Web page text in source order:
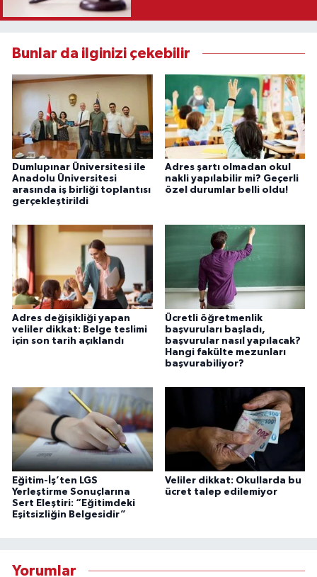
Bunlar da ilginizi çekebilir
Dumlupınar Üniversitesi ile
Anadolu Üniversitesi
arasında iş birliği toplantısı
gerçekleştirildi
Adres şartı olmadan okul
nakli yapılabilir mi? Geçerli
özel durumlar belli oldu!
Adres değişikliği yapan
veliler dikkat: Belge teslimi
için son tarih açıklandı
Ücretli öğretmenlik
başvuruları başladı,
başvurular nasıl yapılacak?
Hangi fakülte mezunları
başvurabiliyor?
Eğitim-İş’ten LGS
Yerleştirme Sonuçlarına
Sert Eleştiri: “Eğitimdeki
Eşitsizliğin Belgesidir”
Veliler dikkat: Okullarda bu
ücret talep edilemiyor
Yorumlar